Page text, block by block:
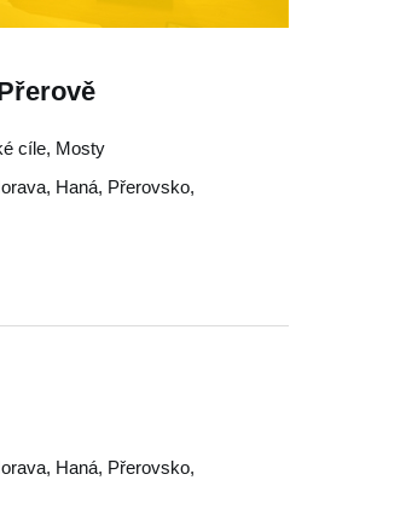
cíle, Mosty
, Haná, Přerovsko,
, Haná, Přerovsko,